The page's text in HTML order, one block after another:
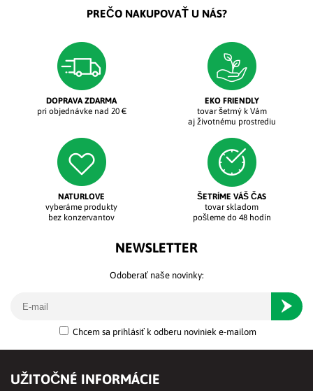
PREČO NAKUPOVAŤ U NÁS?
DOPRAVA ZDARMA
pri objednávke nad 20 €
EKO FRIENDLY
tovar šetrný k Vám
aj životnému prostrediu
NATURLOVE
vyberáme produkty
bez konzervantov
ŠETRÍME VÁŠ ČAS
tovar skladom
pošleme do 48 hodín
NEWSLETTER
Odoberať naše novinky:
Chcem sa prihlásiť k odberu noviniek e-mailom
UŽITOČNÉ INFORMÁCIE